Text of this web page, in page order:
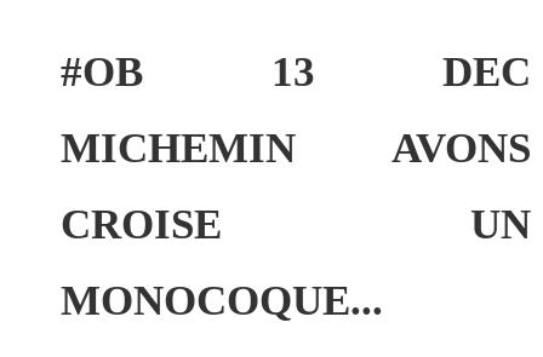
#OB 13 DEC
MICHEMIN AVONS
CROISE UN
MONOCOQUE...